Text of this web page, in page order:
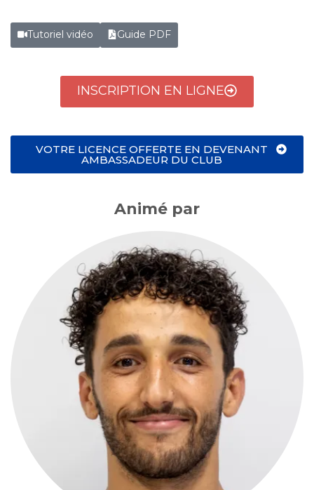
Tutoriel vidéo Guide PDF
INSCRIPTION EN LIGNE
VOTRE LICENCE OFFERTE EN DEVENANT
AMBASSADEUR DU CLUB
Animé par